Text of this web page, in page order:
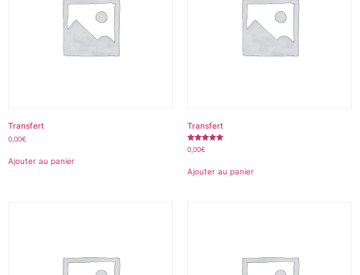
Transfert
0,00€
Ajouter au panier
Transfert
Note
5.00
0,00€
Ajouter au panier